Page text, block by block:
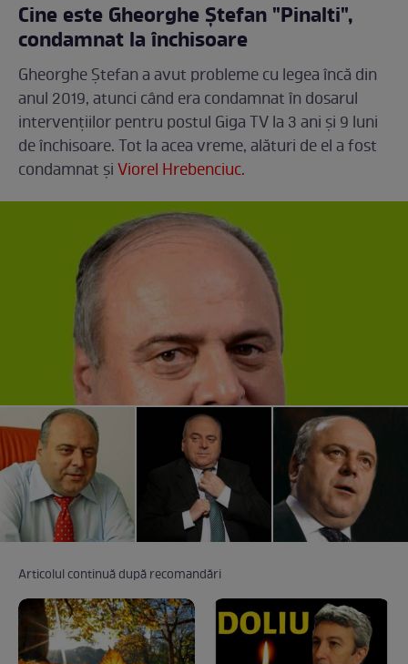
Cine este Gheorghe Ștefan "Pinalti",
condamnat la închisoare
Gheorghe Ștefan a avut probleme cu legea încă din
anul 2019, atunci când era condamnat în dosarul
intervențiilor pentru postul Giga TV la 3 ani și 9 luni
de închisoare. Tot la acea vreme, alături de el a fost
condamnat șiViorel Hrebenciuc.
Articolul continuă după recomandări